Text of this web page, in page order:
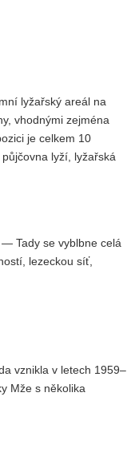
lyžařský areál na
vhodnými zejména
je celkem 10
lyží, lyžařská
— Tady se vyblbne celá
lezeckou síť,
vznikla v letech 1959–
Mže s několika